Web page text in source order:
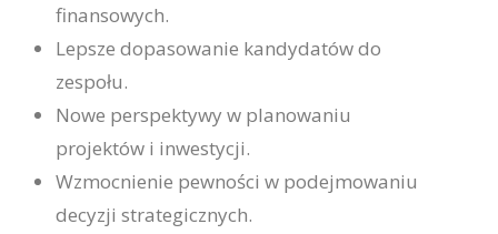
finansowych.
Lepsze dopasowanie kandydatów do
zespołu.
Nowe perspektywy w planowaniu
projektów i inwestycji.
Wzmocnienie pewności w podejmowaniu
decyzji strategicznych.